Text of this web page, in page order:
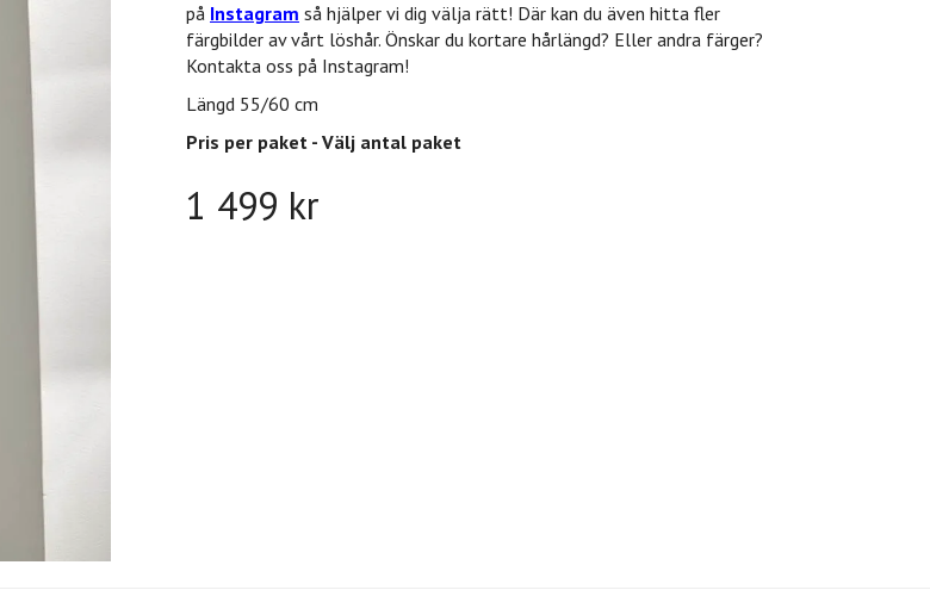
på Instagram så hjälper vi dig välja rätt! Där kan du även hitta fler
färgbilder av vårt löshår. Önskar du kortare hårlängd? Eller andra färger?
Kontakta oss på Instagram!
Längd 55/60 cm
Pris per paket - Välj antal paket
1 499 kr